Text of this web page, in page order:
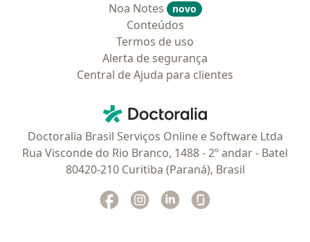
Noa Notes
novo
Conteúdos
Termos de uso
Alerta de segurança
Central de Ajuda para clientes
Doctoralia - Homepage
Doctoralia Brasil Serviços Online e Software Ltda
Rua Visconde do Rio Branco, 1488 - 2º andar - Batel
80420-210 Curitiba (Paraná), Brasil
Facebook
abre num novo separador
Instagram
abre num novo separador
Linkedin
abre num novo